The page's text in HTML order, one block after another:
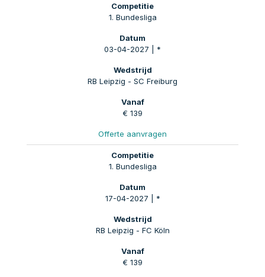
1. Bundesliga
03-04-2027 | *
RB Leipzig - SC Freiburg
€ 139
Offerte aanvragen
1. Bundesliga
17-04-2027 | *
RB Leipzig - FC Köln
€ 139